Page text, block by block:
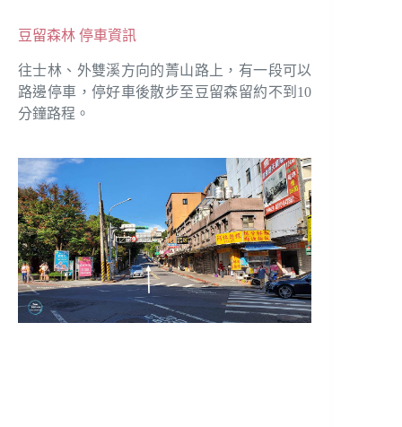
豆留森林 停車資訊
往士林、外雙溪方向的菁山路上，有一段可以
路邊停車，停好車後散步至豆留森留約不到10
分鐘路程。